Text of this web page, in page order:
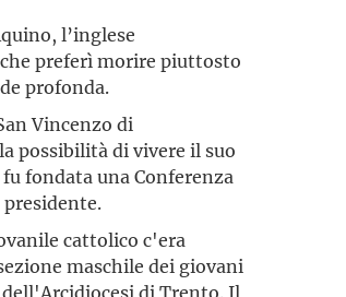
l’inglese
preferì morire piuttosto
profonda.
Vincenzo di
possibilità di vivere il suo
fondata una Conferenza
cattolico c'era
maschile dei giovani
di Trento. Il